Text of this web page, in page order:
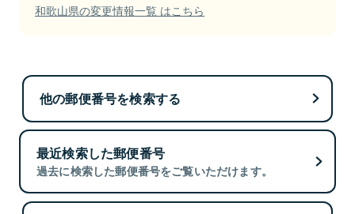
和歌山県の変更情報一覧 はこちら
他の郵便番号を検索する
最近検索した郵便番号
過去に検索した郵便番号をご覧いただけます。